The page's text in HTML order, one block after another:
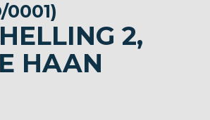
0001)
2,
HAAN